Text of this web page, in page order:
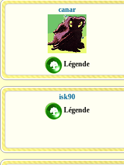
canar
Légende
isk90
Légende